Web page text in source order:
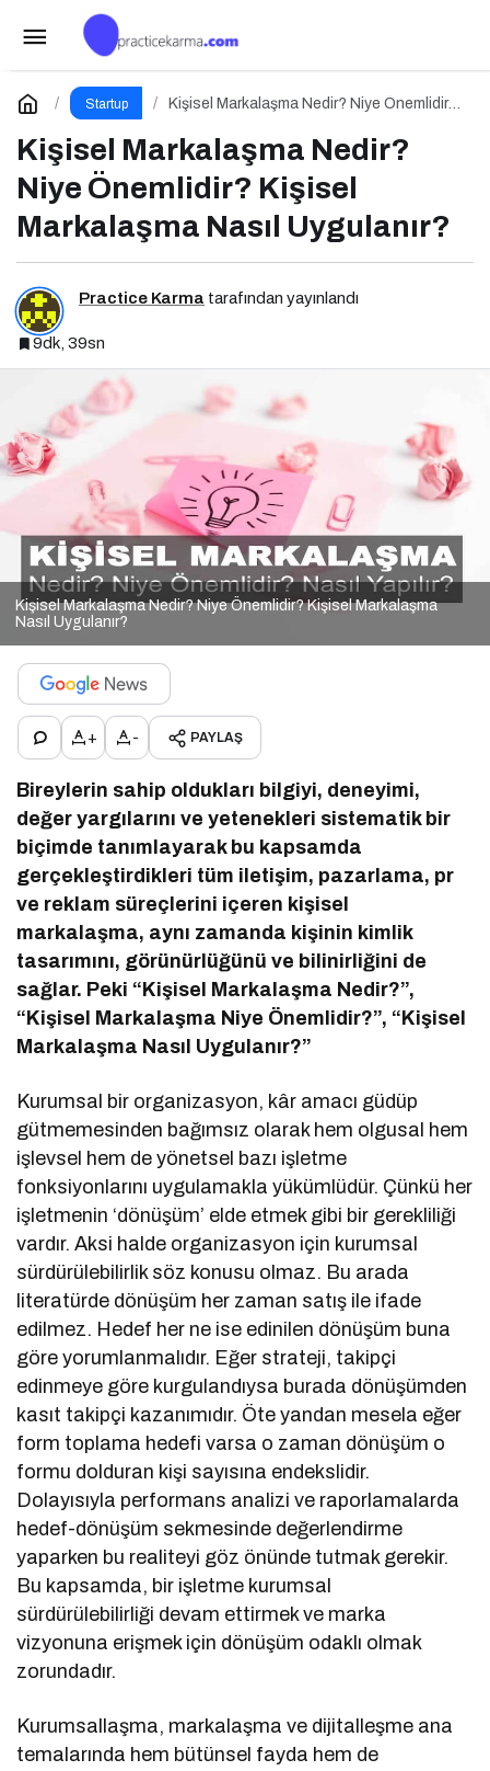
Startup
Kişisel Markalaşma Nedir? Niye Önemlidir?
Kişisel Markalaşma Nedir?
Niye Önemlidir? Kişisel
Markalaşma Nasıl Uygulanır?
Practice Karma tarafından yayınlandı
9dk, 39sn
Kişisel Markalaşma Nedir? Niye Önemlidir? Kişisel Markalaşma
Nasıl Uygulanır?
+ - PAYLAŞ
Bireylerin sahip oldukları bilgiyi, deneyimi,
değer yargılarını ve yetenekleri sistematik bir
biçimde tanımlayarak bu kapsamda
gerçekleştirdikleri tüm iletişim, pazarlama, pr
ve reklam süreçlerini içeren kişisel
markalaşma, aynı zamanda kişinin kimlik
tasarımını, görünürlüğünü ve bilinirliğini de
sağlar. Peki “Kişisel Markalaşma Nedir?”,
“Kişisel Markalaşma Niye Önemlidir?”, “Kişisel
Markalaşma Nasıl Uygulanır?”
Kurumsal bir organizasyon, kâr amacı güdüp
gütmemesinden bağımsız olarak hem olgusal hem
işlevsel hem de yönetsel bazı işletme
fonksiyonlarını uygulamakla yükümlüdür. Çünkü her
işletmenin ‘dönüşüm’ elde etmek gibi bir gerekliliği
vardır. Aksi halde organizasyon için kurumsal
sürdürülebilirlik söz konusu olmaz. Bu arada
literatürde dönüşüm her zaman satış ile ifade
edilmez. Hedef her ne ise edinilen dönüşüm buna
göre yorumlanmalıdır. Eğer strateji, takipçi
edinmeye göre kurgulandıysa burada dönüşümden
kasıt takipçi kazanımıdır. Öte yandan mesela eğer
form toplama hedefi varsa o zaman dönüşüm o
formu dolduran kişi sayısına endekslidir.
Dolayısıyla performans analizi ve raporlamalarda
hedef-dönüşüm sekmesinde değerlendirme
yaparken bu realiteyi göz önünde tutmak gerekir.
Bu kapsamda, bir işletme kurumsal
sürdürülebilirliği devam ettirmek ve marka
vizyonuna erişmek için dönüşüm odaklı olmak
zorundadır.
Kurumsallaşma, markalaşma ve dijitalleşme ana
temalarında hem bütünsel fayda hem de
Kurumsal İletişim Nedir? Niye Önemlidir?
Kurumsal İletişim Nasıl Yapılır?
Yorum Yap